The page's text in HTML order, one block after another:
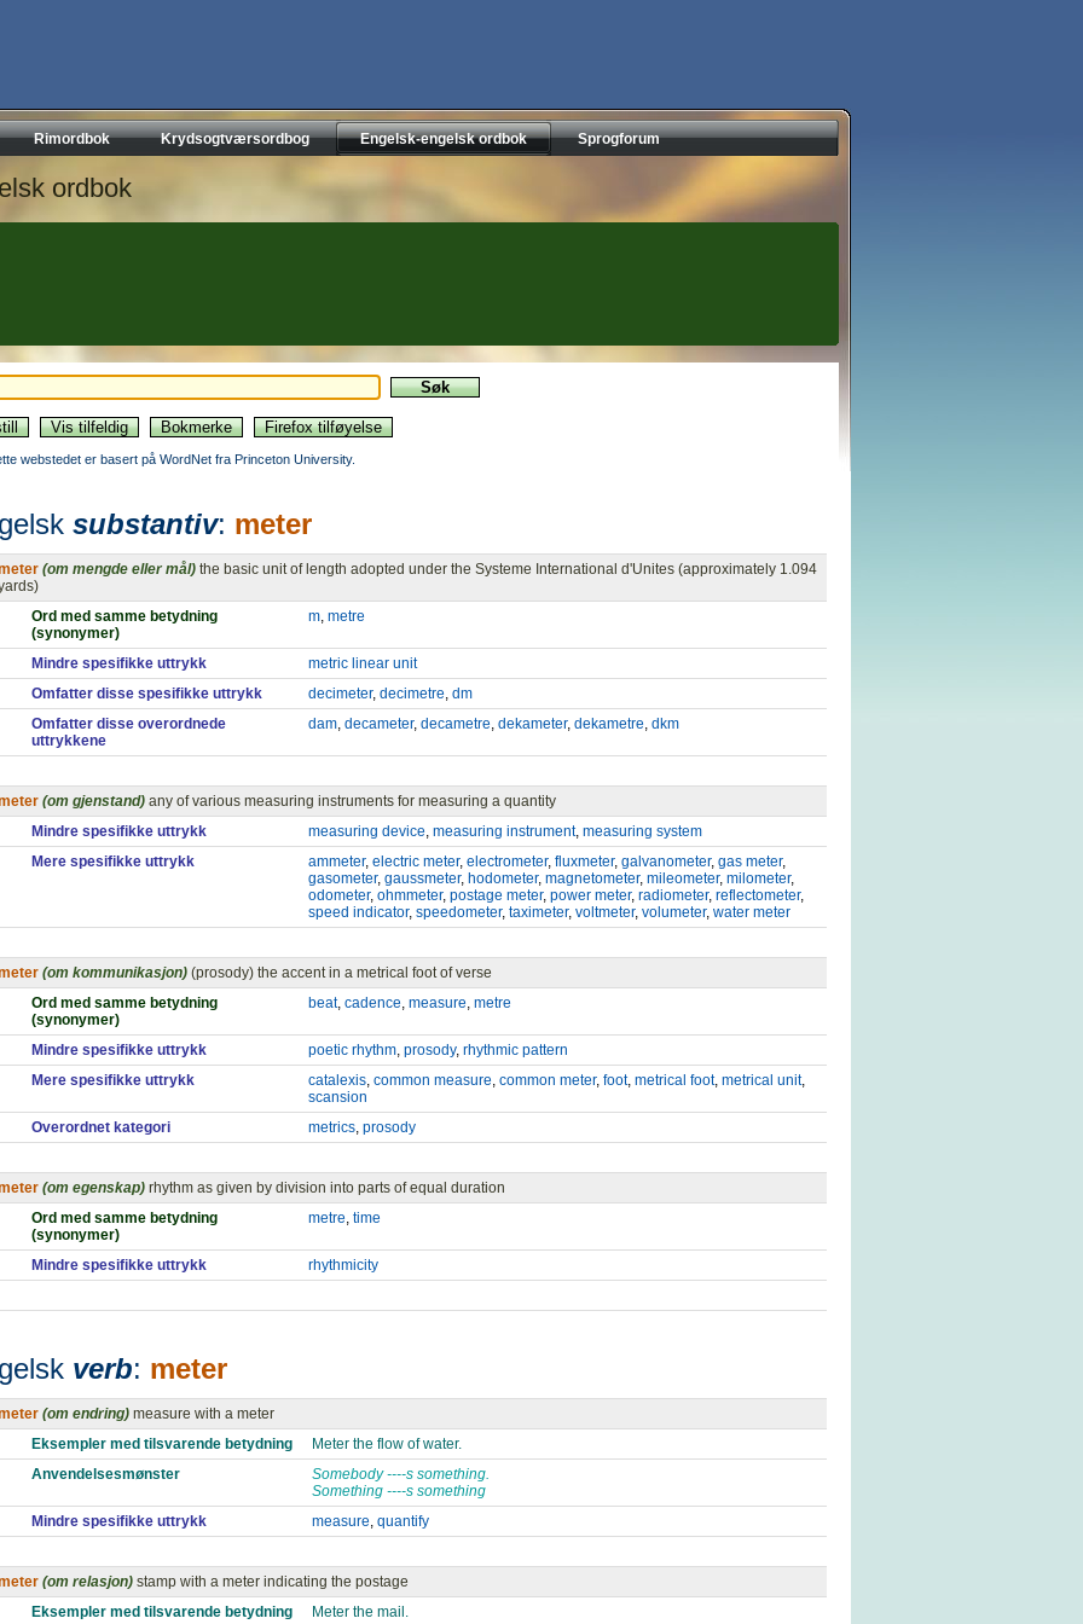
Rimordbok Krydsogtværsordbog Engelsk-engelsk ordbok Sprogforum
ordbok
webstedet er basert på WordNet fra Princeton University.
substantiv: meter
(om mengde eller mål) the basic unit of length adopted under the Systeme International d'Unites (approximately 1.094
Ord med samme betydning
(synonymer)
m, metre
Mindre spesifikke uttrykk
metric linear unit
Omfatter disse spesifikke uttrykk
decimeter, decimetre, dm
Omfatter disse overordnede
uttrykkene
dam, decameter, decametre, dekameter, dekametre, dkm
(om gjenstand) any of various measuring instruments for measuring a quantity
Mindre spesifikke uttrykk
measuring device, measuring instrument, measuring system
Mere spesifikke uttrykk
ammeter, electric meter, electrometer, fluxmeter, galvanometer, gas meter,
gasometer, gaussmeter, hodometer, magnetometer, mileometer, milometer,
odometer, ohmmeter, postage meter, power meter, radiometer, reflectometer,
speed indicator, speedometer, taximeter, voltmeter, volumeter, water meter
(om kommunikasjon) (prosody) the accent in a metrical foot of verse
Ord med samme betydning
(synonymer)
beat, cadence, measure, metre
Mindre spesifikke uttrykk poetic rhythm, prosody, rhythmic pattern
Mere spesifikke uttrykk
catalexis, common measure, common meter, foot, metrical foot, metrical unit,
scansion
Overordnet kategori
metrics, prosody
(om egenskap) rhythm as given by division into parts of equal duration
Ord med samme betydning
(synonymer)
metre, time
Mindre spesifikke uttrykk rhythmicity
verb: meter
(om endring) measure with a meter
Eksempler med tilsvarende betydning
Meter the flow of water.
Anvendelsesmønster
Somebody ----s something.
Something ----s something
Mindre spesifikke uttrykk
measure, quantify
(om relasjon) stamp with a meter indicating the postage
Eksempler med tilsvarende betydning
Meter the mail.